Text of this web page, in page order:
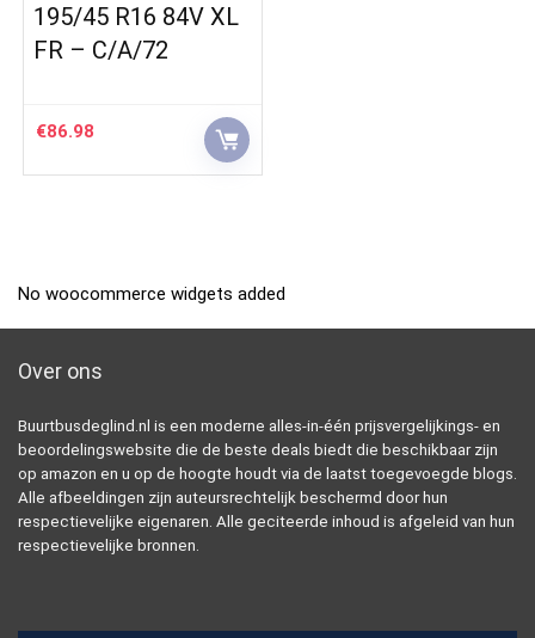
195/45 R16 84V XL
FR – C/A/72
€86.98
No woocommerce widgets added
Over ons
Buurtbusdeglind.nl is een moderne alles-in-één prijsvergelijkings- en
beoordelingswebsite die de beste deals biedt die beschikbaar zijn
op amazon en u op de hoogte houdt via de laatst toegevoegde blogs.
Alle afbeeldingen zijn auteursrechtelijk beschermd door hun
respectievelijke eigenaren. Alle geciteerde inhoud is afgeleid van hun
respectievelijke bronnen.